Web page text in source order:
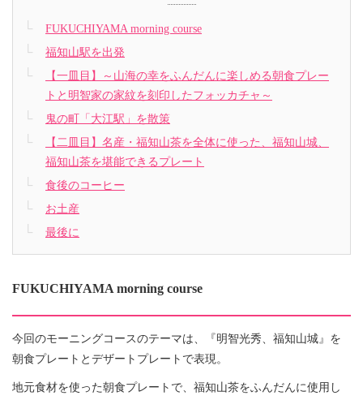
FUKUCHIYAMA morning course
福知山駅を出発
【一皿目】～山海の幸をふんだんに楽しめる朝食プレー
トと明智家の家紋を刻印したフォッカチャ～
鬼の町「大江駅」を散策
【二皿目】名産・福知山茶を全体に使った、福知山城、
福知山茶を堪能できるプレート
食後のコーヒー
お土産
最後に
FUKUCHIYAMA morning course
今回のモーニングコースのテーマは、『明智光秀、福知山城』を
朝食プレートとデザートプレートで表現。
地元食材を使った朝食プレートで、福知山茶をふんだんに使用し